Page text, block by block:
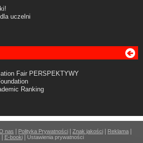
uczelni
Fair PERSPEKTYWY
Ranking
nas Polityka Prywatności Znak jakości Reklama
| E-booki| Ustawienia prywatności